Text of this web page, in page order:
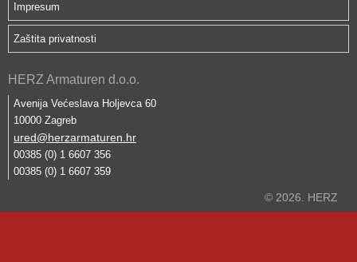
Impresum
Zaštita privatnosti
HERZ Armaturen d.o.o.
Avenija Većeslava Holjevca 60
10000 Zagreb
ured@herzarmaturen.hr
00385 (0) 1 6607 356
00385 (0) 1 6607 359
© 2026. HERZ